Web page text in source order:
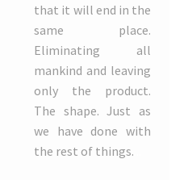
that it will end in the
same place.
Eliminating all
mankind and leaving
only the product.
The shape. Just as
we have done with
the rest of things.